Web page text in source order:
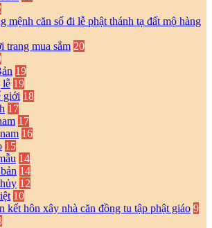
mệnh căn số đi lễ phật thánh tạ đất mộ hàng
trang mua sắm 20
19
lễ 19
giới 18
17
17
16
15
14
14
12
10
kết hôn xây nhà căn đồng tu tập phật giáo 9